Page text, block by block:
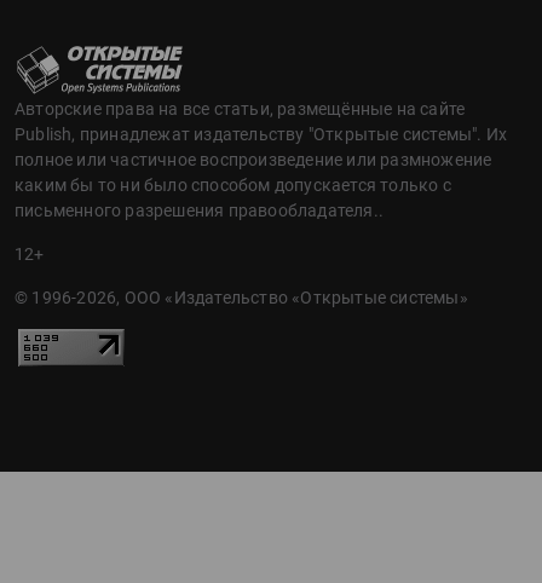
Авторские права на все статьи, размещённые на сайте
Publish, принадлежат издательству "Открытые системы". Их
полное или частичное воспроизведение или размножение
каким бы то ни было способом допускается только с
письменного разрешения правообладателя..
12+
© 1996-2026, ООО «Издательство «Открытые системы»